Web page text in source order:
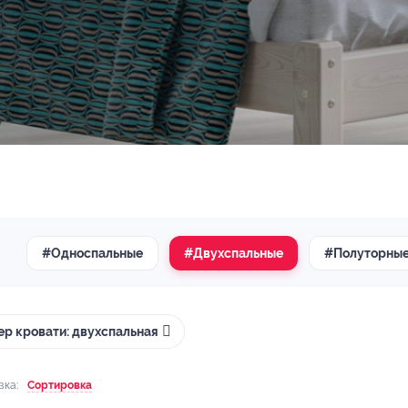
#Односпальные #Двухспальные
кровати: двухспальная
Сортировка